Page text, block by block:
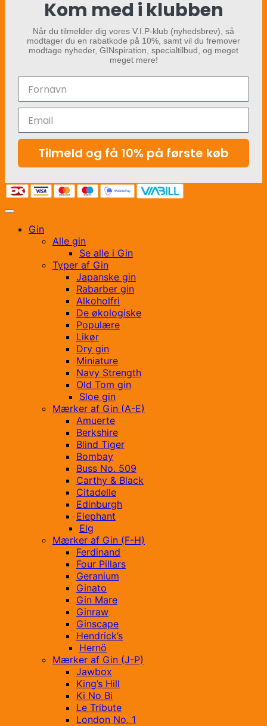
Kom med i klubben
Når du tilmelder dig vores V.I.P-klub (nyhedsbrev), så
modtager du en rabatkode på 10%, samt vil du fremover
modtage nyheder, GINspiration, specialtilbud, og meget
meget mere!
Tilmeld og få 10% på første køb
Gin
Alle gin
Se alle i Gin
Typer af Gin
Japanske gin
Rabarber gin
Alkoholfri
De økologiske
Populære
Likør
Dry gin
Miniature
Navy Strength
Old Tom gin
Sloe gin
Mærker af Gin (A-E)
Amuerte
Berkshire
Blind Tiger
Bombay
Buss No. 509
Carthy & Black
Citadelle
Edinburgh
Elephant
Elg
Mærker af Gin (F-H)
Ferdinand
Four Pillars
Geranium
Ginato
Gin Mare
Ginraw
Ginscape
Hendrick’s
Hernö
Mærker af Gin (J-P)
Jawbox
King’s Hill
Ki No Bi
Le Tribute
London No. 1